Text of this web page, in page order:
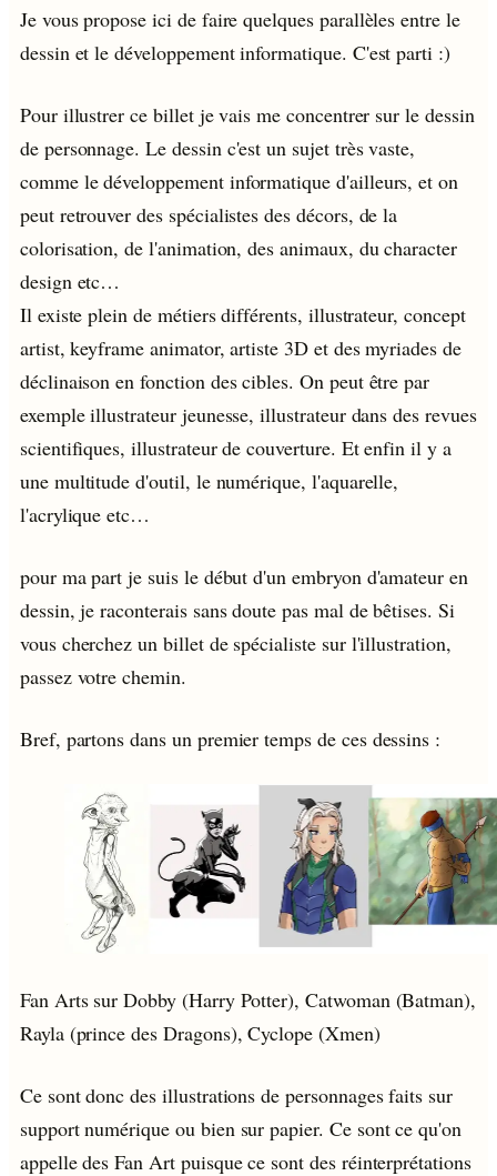
Je vous propose ici de faire quelques parallèles entre le
dessin et le développement informatique. C'est parti :)
Pour illustrer ce billet je vais me concentrer sur le dessin
de personnage. Le dessin c'est un sujet très vaste,
comme le développement informatique d'ailleurs, et on
peut retrouver des spécialistes des décors, de la
colorisation, de l'animation, des animaux, du character
design etc…
Il existe plein de métiers différents, illustrateur, concept
artist, keyframe animator, artiste 3D et des myriades de
déclinaison en fonction des cibles. On peut être par
exemple illustrateur jeunesse, illustrateur dans des revues
scientifiques, illustrateur de couverture. Et enfin il y a
une multitude d'outil, le numérique, l'aquarelle,
l'acrylique etc…
pour ma part je suis le début d'un embryon d'amateur en
dessin, je raconterais sans doute pas mal de bêtises. Si
vous cherchez un billet de spécialiste sur l'illustration,
passez votre chemin.
Bref, partons dans un premier temps de ces dessins :
Fan Arts sur Dobby (Harry Potter), Catwoman (Batman),
Rayla (prince des Dragons), Cyclope (Xmen)
Ce sont donc des illustrations de personnages faits sur
support numérique ou bien sur papier. Ce sont ce qu'on
appelle des Fan Art puisque ce sont des réinterprétations